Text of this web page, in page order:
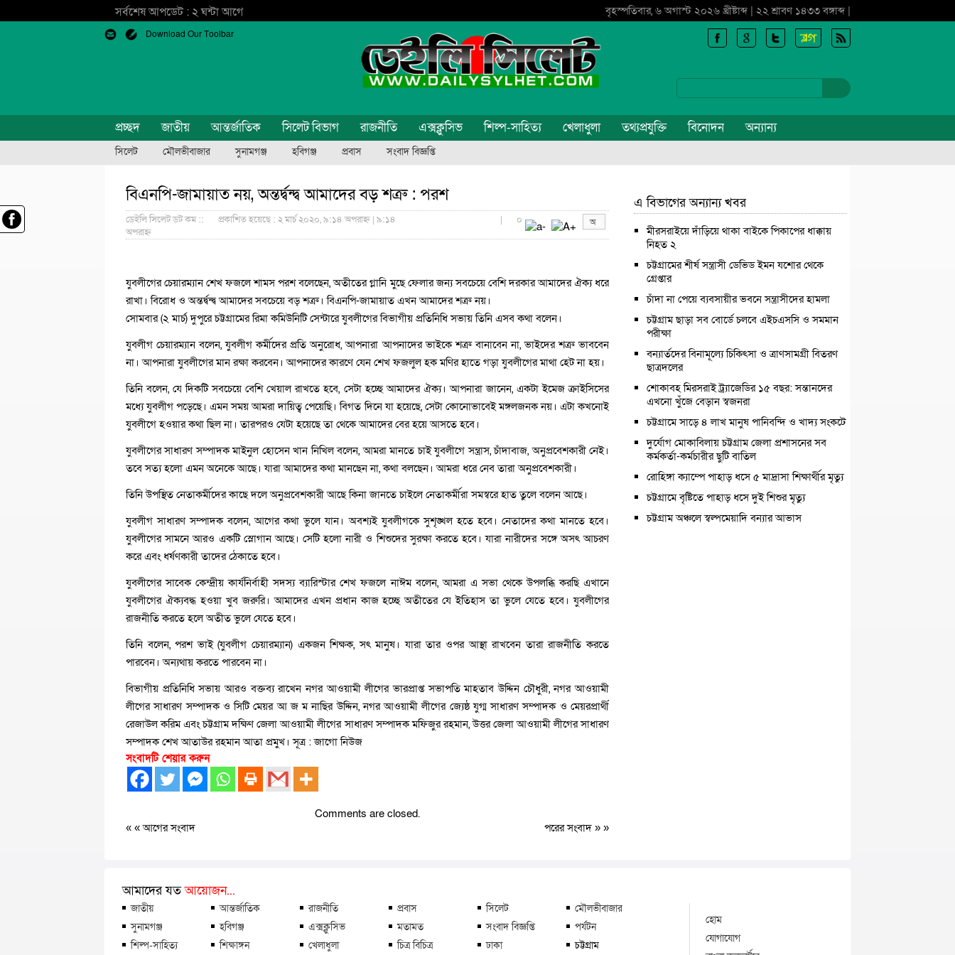
সর্বশেষ আপডেট : ২ ঘন্টা আগে বৃহস্পতিবার, ৬ অগাস্ট ২০২৬ খ্রীষ্টাব্দ | ২২ শ্রাবণ ১৪৩৩ বঙ্গাব্দ |
Download Our Toolbar
প্রচ্ছদ জাতীয় আন্তর্জাতিক সিলেট বিভাগ রাজনীতি এক্সক্লুসিভ শিল্প-সাহিত্য খেলাধুলা তথ্যপ্রযুক্তি বিনোদন অন্যান্য
সিলেট মৌলভীবাজার সুনামগঞ্জ হবিগঞ্জ প্রবাস সংবাদ বিজ্ঞপ্তি
বিএনপি-জামায়াত নয়, অন্তর্দ্বন্দ্ব আমাদের বড় শত্রু : পরশ
ডেইলি সিলেট ডট কম ::
প্রকাশিত হয়েছে : ২ মার্চ ২০২০, ৯:১৪ অপরাহ্ন | ৯:১৪
অপরাহ্ন
| ০
যুবলীগের চেয়ারম্যান শেখ ফজলে শামস পরশ বলেছেন, অতীতের গ্লানি মুছে ফেলার জন্য সবচেয়ে বেশি দরকার আমাদের ঐক্য ধরে
রাখা। বিরোধ ও অন্তর্দ্বন্দ্ব আমাদের সবচেয়ে বড় শত্রু। বিএনপি-জামায়াত এখন আমাদের শত্রু নয়।
সোমবার (২ মার্চ) দুপুরে চট্টগ্রামের রিমা কমিউনিটি সেন্টারে যুবলীগের বিভাগীয় প্রতিনিধি সভায় তিনি এসব কথা বলেন।
যুবলীগ চেয়ারম্যান বলেন, যুবলীগ কর্মীদের প্রতি অনুরোধ, আপনারা আপনাদের ভাইকে শত্রু বানাবেন না, ভাইদের শত্রু ভাববেন
না। আপনারা যুবলীগের মান রক্ষা করবেন। আপনাদের কারণে যেন শেখ ফজলুল হক মণির হাতে গড়া যুবলীগের মাথা হেট না হয়।
তিনি বলেন, যে দিকটি সবচেয়ে বেশি খেয়াল রাখতে হবে, সেটা হচ্ছে আমাদের ঐক্য। আপনারা জানেন, একটা ইমেজ ক্রাইসিসের
মধ্যে যুবলীগ পড়েছে। এমন সময় আমরা দায়িত্ব পেয়েছি। বিগত দিনে যা হয়েছে, সেটা কোনোভাবেই মঙ্গলজনক নয়। এটা কখনোই
যুবলীগে হওয়ার কথা ছিল না। তারপরও যেটা হয়েছে তা থেকে আমাদের বের হয়ে আসতে হবে।
যুবলীগের সাধারণ সম্পাদক মাইনুল হোসেন খান নিখিল বলেন, আমরা মানতে চাই যুবলীগে সন্ত্রাস, চাঁদাবাজ, অনুপ্রবেশকারী নেই।
তবে সত্য হলো এমন অনেকে আছে। যারা আমাদের কথা মানছেন না, কথা বলছেন। আমরা ধরে নেব তারা অনুপ্রবেশকারী।
তিনি উপস্থিত নেতাকর্মীদের কাছে দলে অনুপ্রবেশকারী আছে কিনা জানতে চাইলে নেতাকর্মীরা সমস্বরে হাত তুলে বলেন আছে।
যুবলীগ সাধারণ সম্পাদক বলেন, আগের কথা ভুলে যান। অবশ্যই যুবলীগকে সুশৃঙ্খল হতে হবে। নেতাদের কথা মানতে হবে।
যুবলীগের সামনে আরও একটি স্লোগান আছে। সেটি হলো নারী ও শিশুদের সুরক্ষা করতে হবে। যারা নারীদের সঙ্গে অসৎ আচরণ
করে এবং ধর্ষণকারী তাদের ঠেকাতে হবে।
যুবলীগের সাবেক কেন্দ্রীয় কার্যনির্বাহী সদস্য ব্যারিস্টার শেখ ফজলে নাঈম বলেন, আমরা এ সভা থেকে উপলব্ধি করছি এখানে
যুবলীগের ঐক্যবদ্ধ হওয়া খুব জরুরি। আমাদের এখন প্রধান কাজ হচ্ছে অতীতের যে ইতিহাস তা ভুলে যেতে হবে। যুবলীগের
রাজনীতি করতে হলে অতীত ভুলে যেতে হবে।
তিনি বলেন, পরশ ভাই (যুবলীগ চেয়ারম্যান) একজন শিক্ষক, সৎ মানুষ। যারা তার ওপর আস্থা রাখবেন তারা রাজনীতি করতে
পারবেন। অন্যথায় করতে পারবেন না।
বিভাগীয় প্রতিনিধি সভায় আরও বক্তব্য রাখেন নগর আওয়ামী লীগের ভারপ্রাপ্ত সভাপতি মাহতাব উদ্দিন চৌধুরী, নগর আওয়ামী
লীগের সাধারণ সম্পাদক ও সিটি মেয়র আ জ ম নাছির উদ্দিন, নগর আওয়ামী লীগের জ্যেষ্ঠ যুগ্ম সাধারণ সম্পাদক ও মেয়রপ্রার্থী
রেজাউল করিম এবং চট্টগ্রাম দক্ষিণ জেলা আওয়ামী লীগের সাধারণ সম্পাদক মফিজুর রহমান, উত্তর জেলা আওয়ামী লীগের সাধারণ
সম্পাদক শেখ আতাউর রহমান আতা প্রমুখ। সূত্র : জাগো নিউজ
সংবাদটি শেয়ার করুন
Comments are closed.
« «আগের সংবাদ পরের সংবাদ » »
এ বিভাগের অন্যান্য খবর
মীরসরাইয়ে দাঁড়িয়ে থাকা বাইকে পিকাপের ধাক্কায়
নিহত ২
চট্টগ্রামের শীর্ষ সন্ত্রাসী ডেভিড ইমন যশোর থেকে
গ্রেপ্তার
চাঁদা না পেয়ে ব্যবসায়ীর ভবনে সন্ত্রাসীদের হামলা
চট্টগ্রাম ছাড়া সব বোর্ডে চলবে এইচএসসি ও সমমান
পরীক্ষা
বন্যার্তদের বিনামূল্যে চিকিৎসা ও ত্রাণসামগ্রী বিতরণ
ছাত্রদলের
শোকাবহ মিরসরাই ট্র্যাজেডির ১৫ বছর: সন্তানদের
এখনো খুঁজে বেড়ান স্বজনরা
চট্টগ্রামে সাড়ে ৪ লাখ মানুষ পানিবন্দি ও খাদ্য সংকটে
দুর্যোগ মোকাবিলায় চট্টগ্রাম জেলা প্রশাসনের সব
কর্মকর্তা-কর্মচারীর ছুটি বাতিল
রোহিঙ্গা ক্যাম্পে পাহাড় ধসে ৫ মাদ্রাসা শিক্ষার্থীর মৃত্যু
চট্টগ্রামে বৃষ্টিতে পাহাড় ধসে দুই শিশুর মৃত্যু
চট্টগ্রাম অঞ্চলে স্বল্পমেয়াদি বন্যার আভাস
আমাদের যতআয়োজন...
জাতীয় আন্তর্জাতিক রাজনীতি প্রবাস সিলেট
মৌলভীবাজার
সুনামগঞ্জ
হবিগঞ্জ এক্সক্লুসিভ মতামত সংবাদ বিজ্ঞপ্তি
পর্যটন
শিল্প-সাহিত্য
শিক্ষাঙ্গন খেলাধুলা চিত্র বিচিত্র ঢাকা চট্টগ্রাম
হোম
যোগাযোগ